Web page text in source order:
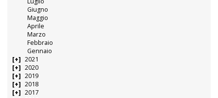
Giugno
Maggio
Aprile
Marzo
Febbraio
Gennaio
2021
2020
2019
2018
2017